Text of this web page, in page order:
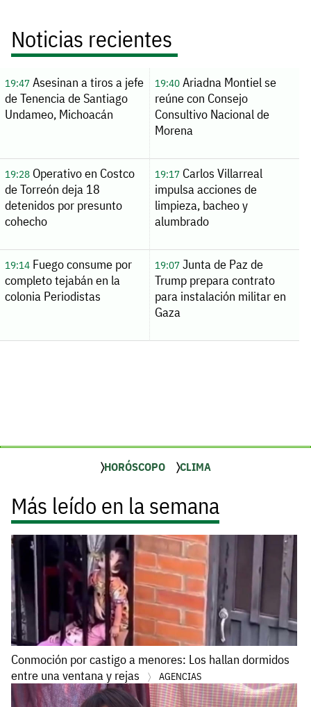
Noticias recientes
19:47Asesinan a tiros a jefe
de Tenencia de Santiago
Undameo, Michoacán
19:40Ariadna Montiel se
reúne con Consejo
Consultivo Nacional de
Morena
19:28Operativo en Costco
de Torreón deja 18
detenidos por presunto
cohecho
19:17Carlos Villarreal
impulsa acciones de
limpieza, bacheo y
alumbrado
19:14Fuego consume por
completo tejabán en la
colonia Periodistas
19:07Junta de Paz de
Trump prepara contrato
para instalación militar en
Gaza
HORÓSCOPO CLIMA
Más leído en la semana
Conmoción por castigo a menores: Los hallan dormidos
entre una ventana y rejas
AGENCIAS